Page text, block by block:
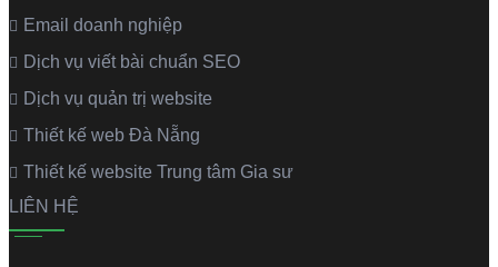
Email doanh nghiệp
Dịch vụ viết bài chuẩn SEO
Dịch vụ quản trị website
Thiết kế web Đà Nẵng
Thiết kế website Trung tâm Gia sư
LIÊN HỆ